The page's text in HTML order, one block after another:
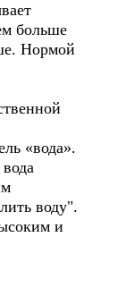
больше
Нормой
«вода».
воду".
и